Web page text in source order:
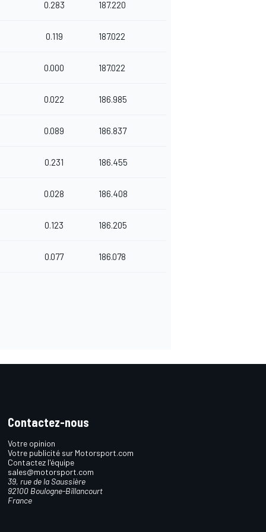
0.283 187.220
0.119 187.022
0.000 187.022
0.022 186.985
0.089 186.837
0.231 186.455
0.028 186.408
0.123 186.205
0.077 186.078
Contactez-nous
Votre opinion
Votre publicité sur Motorsport.com
Contactez l'équipe
sales@motorsport.com
39, rue de la Saussière
92100 Boulogne-Billancourt
France